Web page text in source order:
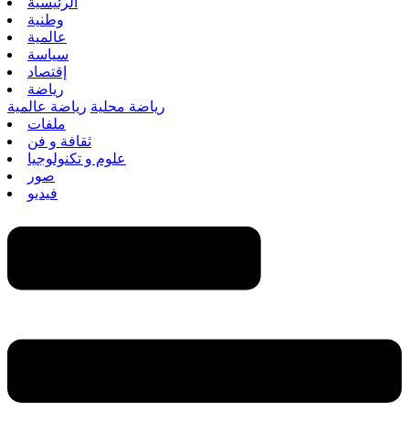
وطنية
عالمية
سياسة
إقتصاد
رياضة
رياضة محلية رياضة عالمية
ملفات
ثقافة و فن
علوم و تكنولوجيا
صور
فيديو